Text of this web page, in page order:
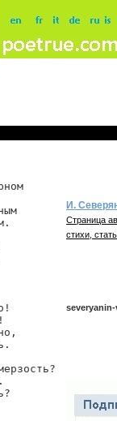
И.
Страница
стихи,